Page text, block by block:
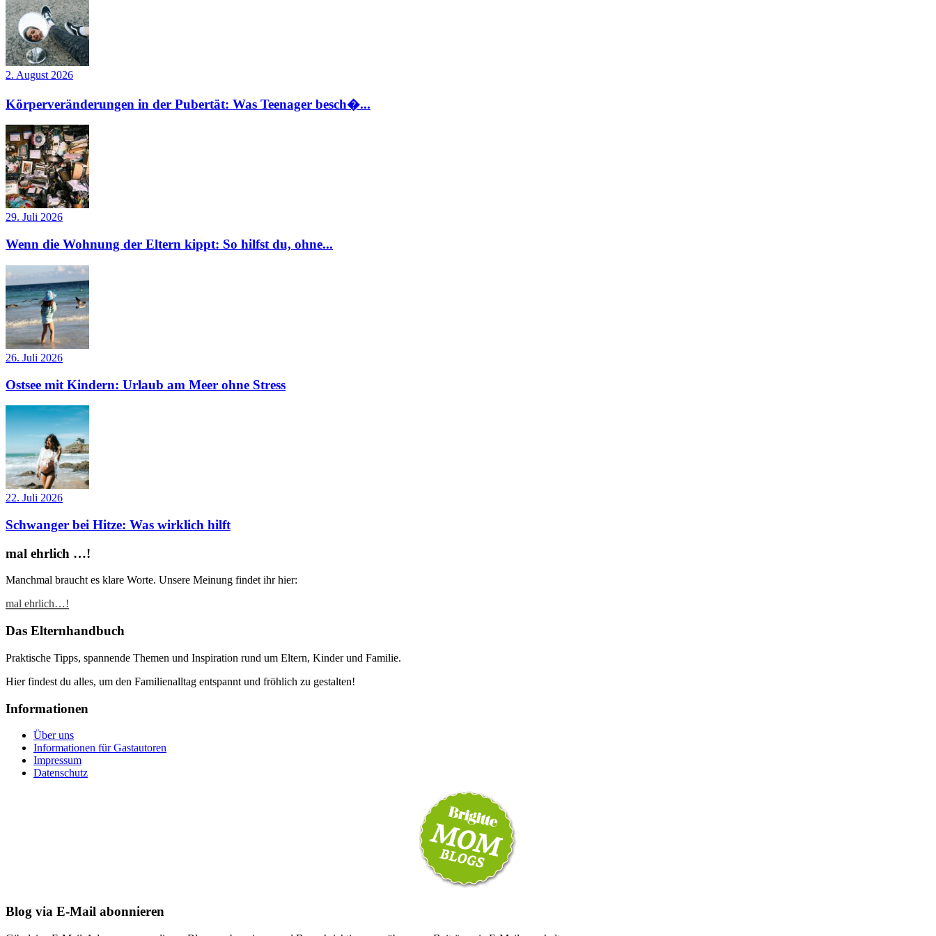
2. August 2026
Körperveränderungen in der Pubertät: Was Teenager besch�...
29. Juli 2026
Wenn die Wohnung der Eltern kippt: So hilfst du, ohne...
26. Juli 2026
Ostsee mit Kindern: Urlaub am Meer ohne Stress
22. Juli 2026
Schwanger bei Hitze: Was wirklich hilft
mal ehrlich …!
Manchmal braucht es klare Worte. Unsere Meinung findet ihr hier:
mal ehrlich…!
Das Elternhandbuch
Praktische Tipps, spannende Themen und Inspiration rund um Eltern, Kinder und Familie.
Hier findest du alles, um den Familienalltag entspannt und fröhlich zu gestalten!
Informationen
Über uns
Informationen für Gastautoren
Impressum
Datenschutz
Blog via E-Mail abonnieren